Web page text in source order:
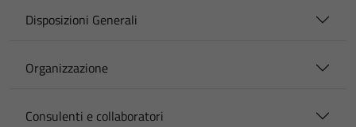
Disposizioni Generali
Organizzazione
Consulenti e collaboratori